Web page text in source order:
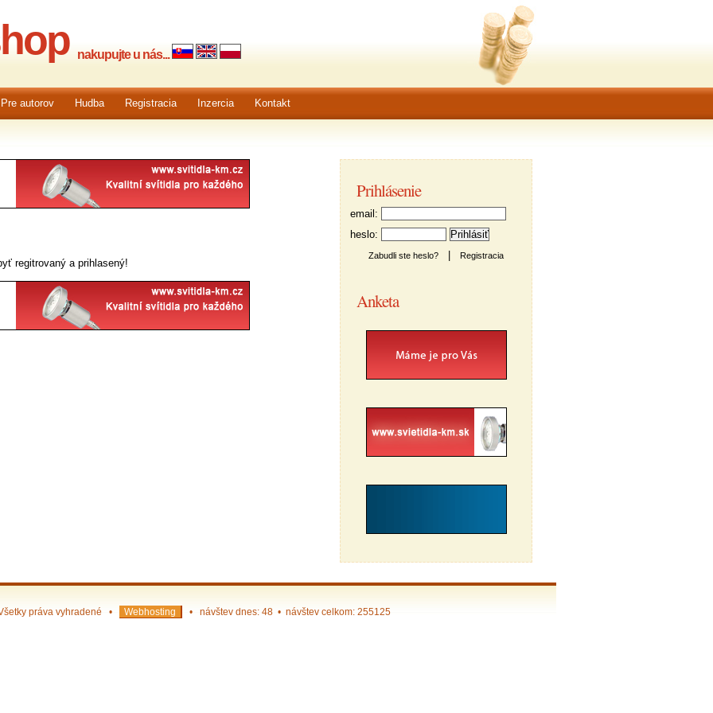
nakupujte u nás...
Pre autorov Hudba Registracia Inzercia Kontakt
regitrovaný a prihlasený!
Prihlásenie
email:
heslo:
Zabudli ste heslo? Registracia
Anketa
práva vyhradené • Webhosting • návštev dnes: 48 • návštev celkom: 255125